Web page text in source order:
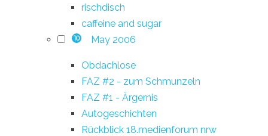
rischdisch
caffeine and sugar
10 May 2006
Obdachlose
FAZ #2 - zum Schmunzeln
FAZ #1 - Ärgernis
Autogeschichten
Rückblick 18.medienforum nrw